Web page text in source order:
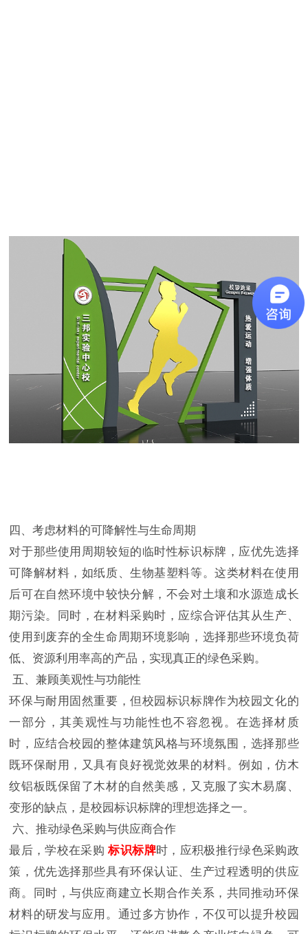
四、考虑材料的可降解性与生命周期
对于那些使用周期较短的临时性标识标牌，应优先选择
可降解材料，如纸质、生物基塑料等。这类材料在使用
后可在自然环境中较快分解，不会对土壤和水源造成长
期污染。同时，在材料采购时，应综合评估其从生产、
使用到废弃的全生命周期环境影响，选择那些环境负荷
低、资源利用率高的产品，实现真正的绿色采购。
五、兼顾美观性与功能性
环保与耐用固然重要，但校园标识标牌作为校园文化的
一部分，其美观性与功能性也不容忽视。在选择材质
时，应结合校园的整体建筑风格与环境氛围，选择那些
既环保耐用，又具有良好视觉效果的材料。例如，仿木
纹铝板既保留了木材的自然美感，又克服了实木易腐、
变形的缺点，是校园标识标牌的理想选择之一。
六、推动绿色采购与供应商合作
最后，学校在采购标识标牌时，应积极推行绿色采购政
策，优先选择那些具有环保认证、生产过程透明的供应
商。同时，与供应商建立长期合作关系，共同推动环保
材料的研发与应用。通过多方协作，不仅可以提升校园